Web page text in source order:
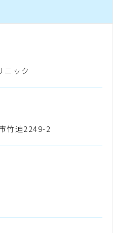
ニック
竹迫2249-2